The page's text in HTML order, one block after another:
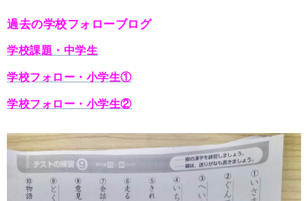
過去の学校フォローブログ
学校課題・中学生
学校フォロー・小学生①
学校フォロー・小学生②